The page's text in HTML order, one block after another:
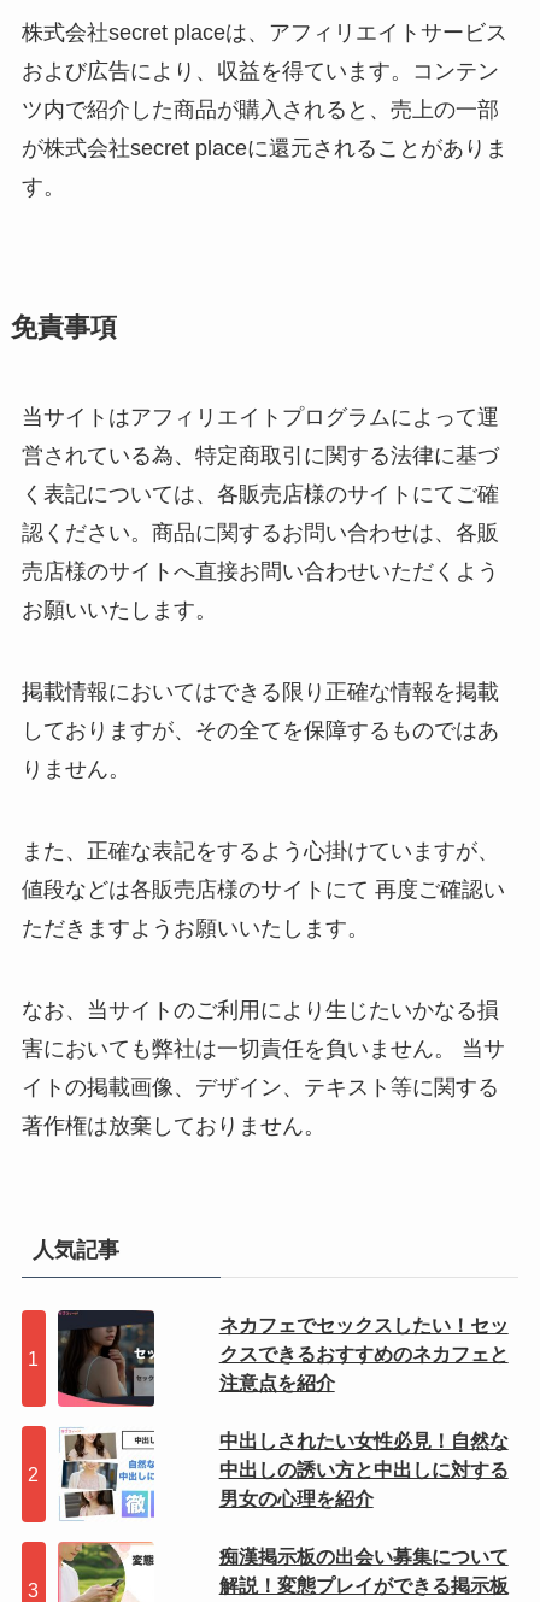
株式会社secret placeは、アフィリエイトサービス
および広告により、収益を得ています。コンテン
ツ内で紹介した商品が購入されると、売上の一部
が株式会社secret placeに還元されることがありま
す。
免責事項
当サイトはアフィリエイトプログラムによって運
営されている為、特定商取引に関する法律に基づ
く表記については、各販売店様のサイトにてご確
認ください。商品に関するお問い合わせは、各販
売店様のサイトへ直接お問い合わせいただくよう
お願いいたします。
掲載情報においてはできる限り正確な情報を掲載
しておりますが、その全てを保障するものではあ
りません。
また、正確な表記をするよう心掛けていますが、
値段などは各販売店様のサイトにて 再度ご確認い
ただきますようお願いいたします。
なお、当サイトのご利用により生じたいかなる損
害においても弊社は一切責任を負いません。 当サ
イトの掲載画像、デザイン、テキスト等に関する
著作権は放棄しておりません。
人気記事
ネカフェでセックスしたい！セッ
クスできるおすすめのネカフェと
注意点を紹介
中出しされたい女性必見！自然な
中出しの誘い方と中出しに対する
男女の心理を紹介
痴漢掲示板の出会い募集について
解説！変態プレイができる掲示板